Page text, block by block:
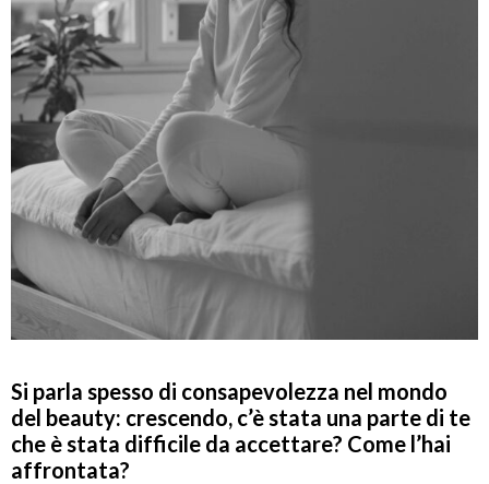
Si parla spesso di consapevolezza nel mondo
del beauty: crescendo, c’è stata una parte di te
che è stata difficile da accettare? Come l’hai
affrontata?